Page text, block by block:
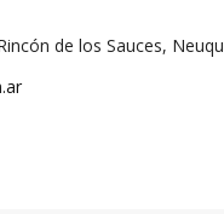
de los Sauces,